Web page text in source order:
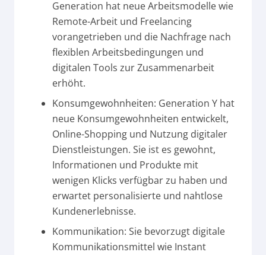
Generation hat neue Arbeitsmodelle wie
Remote-Arbeit und Freelancing
vorangetrieben und die Nachfrage nach
flexiblen Arbeitsbedingungen und
digitalen Tools zur Zusammenarbeit
erhöht.
Konsumgewohnheiten: Generation Y hat
neue Konsumgewohnheiten entwickelt,
Online-Shopping und Nutzung digitaler
Dienstleistungen. Sie ist es gewohnt,
Informationen und Produkte mit
wenigen Klicks verfügbar zu haben und
erwartet personalisierte und nahtlose
Kundenerlebnisse.
Kommunikation: Sie bevorzugt digitale
Kommunikationsmittel wie Instant